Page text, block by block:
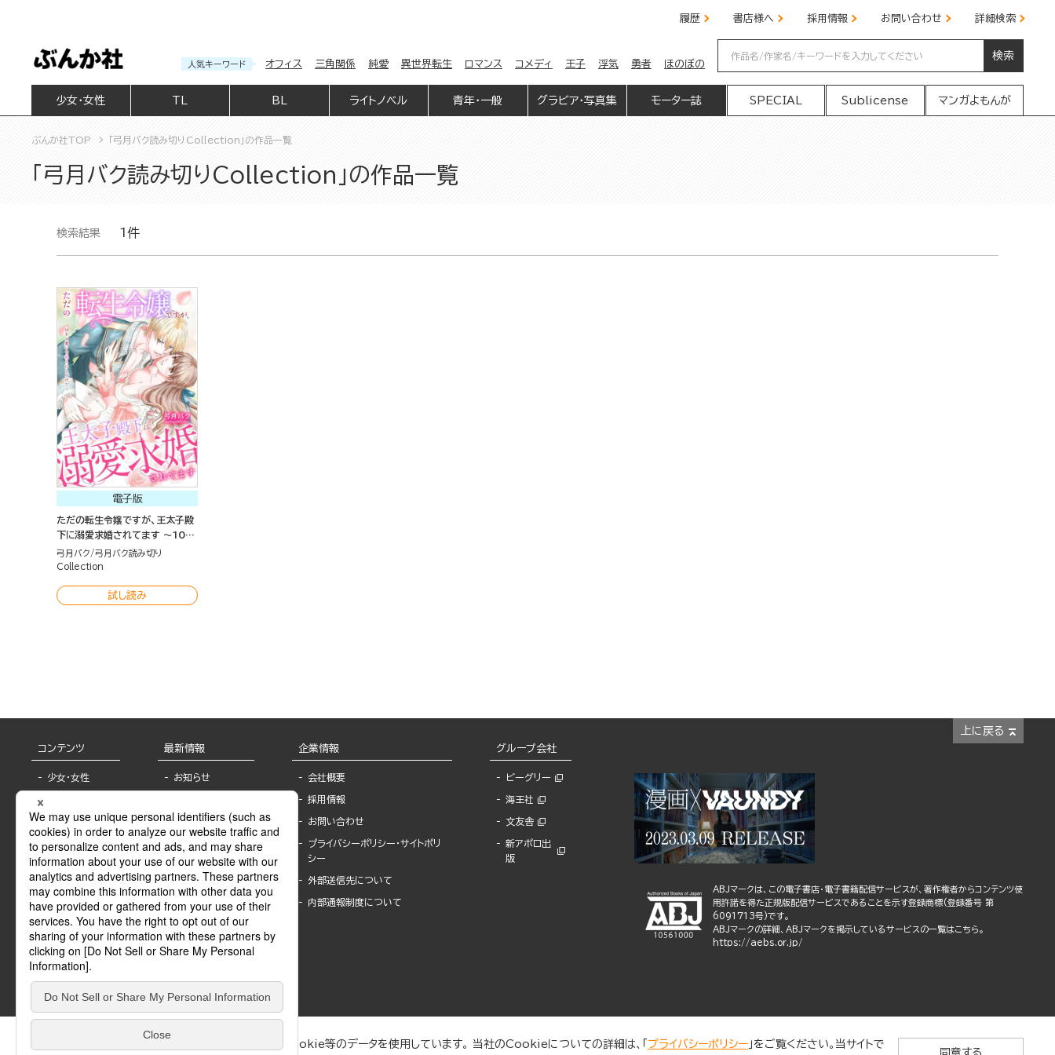
履歴 書店様へ 採用情報 お問い合わせ 詳細検索
人気キーワード オフィス 三角関係 純愛 異世界転生 ロマンス コメディ 王子 浮気 勇者 ほのぼの
検索
少女・女性 BL ライトノベル 青年・一般 グラビア・写真集 モーター誌 SPECIAL Sublicense マンガよもんが
ぶんか社TOP 「弓月バク読み切りCollection」の作品一覧
「弓月バク読み切りCollection」の作品一覧
検索結果 1件
電子版
ただの転生令嬢ですが、王太子殿
下に溺愛求婚されてます ～10年
の想いで淫らにとろけて～（単話
版）
弓月バク
弓月バク読み切り
Collection
試し読み
上に戻る
コンテンツ
少女・女性
BL
ライトノベル
青年・一般
グラビア・写真
モーター誌
SPECIAL
Sublicense
最新情報
お知らせ
報
書店様へ
海外ライセンシー
公式SNSアカウ
ント
作家一覧
Keyword list
Author list
企業情報
会社概要
採用情報
お問い合わせ
プライバシーポリシー・サイトポリ
シー
外部送信先について
内部通報制度について
グループ会社
ビーグリー
海王社
文友舎
新アポロ出
版
ABJマークは、この電子書店・電子書籍配信サービスが、著作権者からコンテンツ使
用許諾を得た正規版配信サービスであることを示す登録商標(登録番号 第
6091713号)です。
ABJマークの詳細、ABJマークを掲示しているサービスの一覧はこちら。
https://aebs.or.jp/
ぶんか社が運営するサイトでは、利便性向上のためにCookie等のデータを使用しています。 当社のCookieについての詳細は、「 プライバシーポリシー 」をご覧ください。当サイトで
同意する